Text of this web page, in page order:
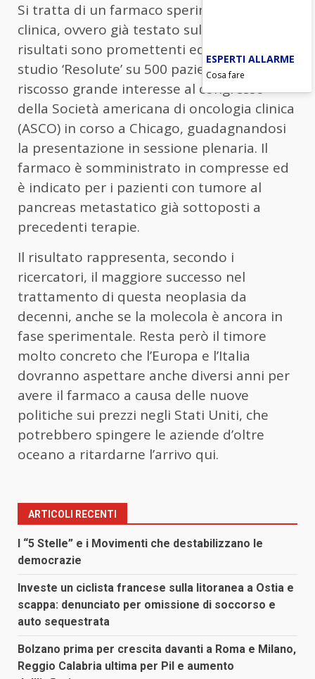
Si tratta di un farmaco sperimentale in fase
clinica, ovvero già testato sull’
risultati sono promettenti ed arrivano dallo
studio ‘Resolute’ su 500 pazienti, che ha
riscosso grande interesse al congresso
della Società americana di oncologia clinica
(ASCO) in corso a Chicago, guadagnandosi
la presentazione in sessione plenaria. Il
farmaco è somministrato in compresse ed
è indicato per i pazienti con tumore al
pancreas metastatico già sottoposti a
precedenti terapie.
Il risultato rappresenta, secondo i
ricercatori, il maggiore successo nel
trattamento di questa neoplasia da
decenni, anche se la molecola è ancora in
fase sperimentale. Resta però il timore
molto concreto che l’Europa e l’Italia
dovranno aspettare anche diversi anni per
avere il farmaco a causa delle nuove
politiche sui prezzi negli Stati Uniti, che
potrebbero spingere le aziende d’oltre
oceano a ritardarne l’arrivo qui.
ARTICOLI RECENTI
I “5 Stelle” e i Movimenti che destabilizzano le
democrazie
Investe un ciclista francese sulla litoranea a Ostia e
scappa: denunciato per omissione di soccorso e
auto sequestrata
Bolzano prima per crescita davanti a Roma e Milano,
Reggio Calabria ultima per Pil e aumento
ESPERTI ALLARME
Cosa fare